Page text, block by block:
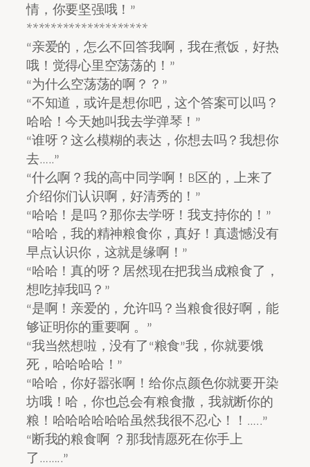
情，你要坚强哦！”
********************
“亲爱的，怎么不回答我啊，我在煮饭，好热
哦！觉得心里空荡荡的！”
“为什么空荡荡的啊？？”
“不知道，或许是想你吧，这个答案可以吗？
哈哈！今天她叫我去学弹琴！”
“谁呀？这么模糊的表达，你想去吗？我想你
去…..”
“什么啊？我的高中同学啊！B区的，上来了
介绍你们认识啊，好清秀的！”
“哈哈！是吗？那你去学呀！我支持你的！”
“哈哈，我的精神粮食你，真好！真遗憾没有
早点认识你，这就是缘啊！”
“哈哈！真的呀？居然现在把我当成粮食了，
想吃掉我吗？”
“是啊！亲爱的，允许吗？当粮食很好啊，能
够证明你的重要啊 。”
“我当然想啦，没有了“粮食”我，你就要饿
死，哈哈哈哈！”
“哈哈，你好嚣张啊！给你点颜色你就要开染
坊哦！哈，你也总会有粮食撒，我就断你的
粮！哈哈哈哈哈哈虽然我很不忍心！！…..”
“断我的粮食啊 ？那我情愿死在你手上
了……..”